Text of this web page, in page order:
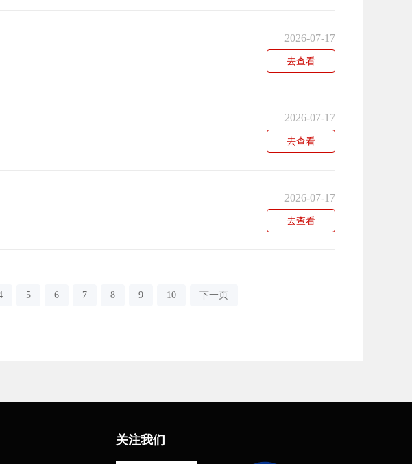
2026-07-17
去查看
2026-07-17
去查看
2026-07-17
去查看
5 6 7 8 9 10 下一页
关注我们